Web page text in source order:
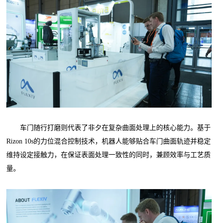
车门随行打磨则代表了非夕在复杂曲面处理上的核心能力。基于
Rizon 10s的力位混合控制技术，机器人能够贴合车门曲面轨迹并稳定
维持设定接触力，在保证表面处理一致性的同时，兼顾效率与工艺质
量。